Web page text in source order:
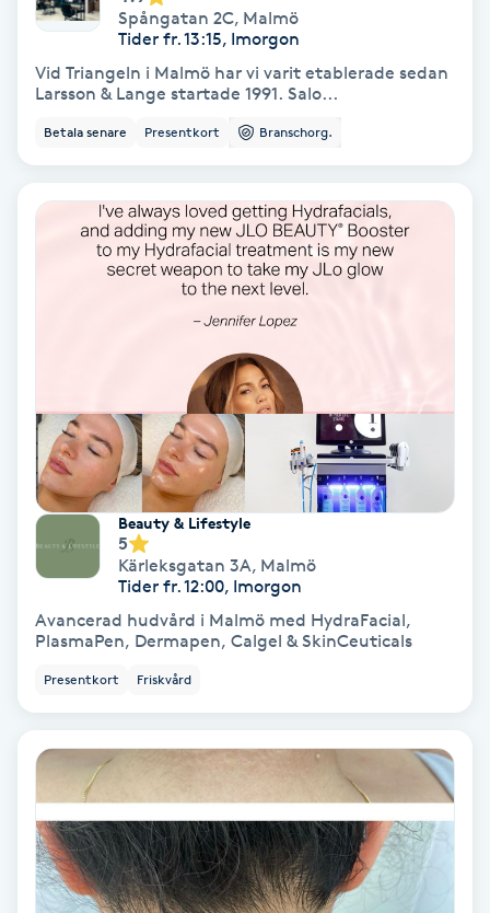
Läpptatuering
Manikyr & Pedikyr
Meditation
Medium
Megavolymfransar
Melasma
MicroPen
Microshading
Mixfransar
Spångatan 2C, Malmö
Tider fr. 13:15, Imorgon
Vid Triangeln i Malmö har vi varit etablerade sedan
Larsson & Lange startade 1991. Salo...
Betala senare Presentkort Branschorg.
Beauty & Lifestyle
5
Kärleksgatan 3A, Malmö
Tider fr. 12:00, Imorgon
Avancerad hudvård i Malmö med HydraFacial,
PlasmaPen, Dermapen, Calgel & SkinCeuticals
Presentkort Friskvård